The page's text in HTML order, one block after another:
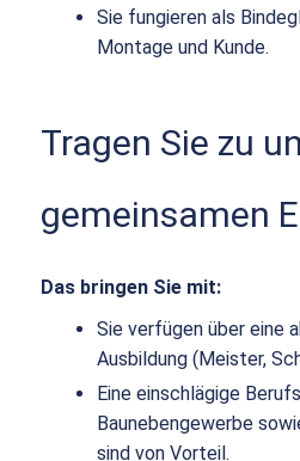
Sie fungieren als
Montage und Kunde.
Tragen Sie zu
gemeinsamen
Das bringen Sie mit:
Sie verfügen über eine
Ausbildung (Meister,
Eine einschlägige
Baunebengewerbe
sind von Vorteil.